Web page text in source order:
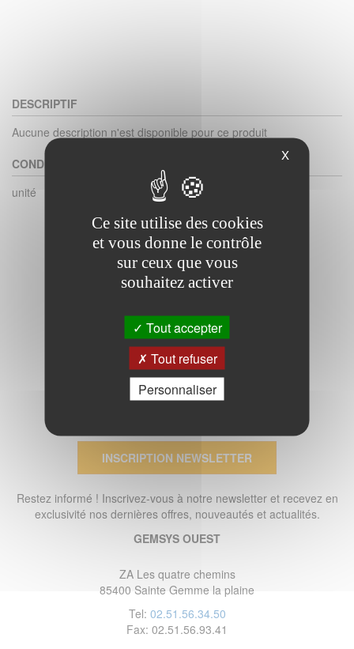
DESCRIPTIF
Aucune description n'est disponible pour ce produit
CONDITIONNEMENT
unité
INSCRIPTION NEWSLETTER
Restez informé ! Inscrivez-vous à notre newsletter et recevez en
exclusivité nos dernières offres, nouveautés et actualités.
GEMSYS OUEST
ZA Les quatre chemins
85400 Sainte Gemme la plaine
Tel: 02.51.56.34.50
Fax: 02.51.56.93.41
X
Ce site utilise des cookies
et vous donne le contrôle
sur ceux que vous
souhaitez activer
Tout accepter
Tout refuser
Personnaliser